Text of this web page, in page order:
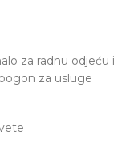
za radnu odjeću i
za usluge